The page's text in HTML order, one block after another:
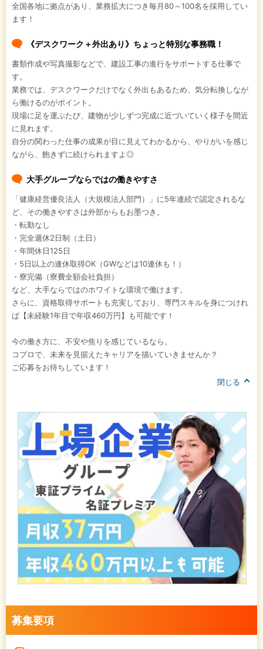
全国各地に拠点があり、業務拡大につき毎月80～100名を採用してい
ます！
《デスクワーク＋外出あり》ちょっと特別な事務職！
書類作成や写真撮影などで、建設工事の進行をサポートする仕事で
す。
業務では、デスクワークだけでなく外出もあるため、気分転換しなが
ら働けるのがポイント。
現場に足を運ぶたび、建物が少しずつ完成に近づいていく様子を間近
に見れます。
自分の関わった仕事の成果が目に見えてわかるから、やりがいを感じ
ながら、飽きずに続けられますよ◎
大手グループならではの働きやすさ
「健康経営優良法人（大規模法人部門）」に5年連続で認定されるな
ど、その働きやすさは外部からもお墨つき。
・転勤なし
・完全週休2日制（土日）
・年間休日125日
・5日以上の連休取得OK（GWなどは10連休も！）
・寮完備（寮費全額会社負担）
など、大手ならではのホワイトな環境で働けます。
さらに、資格取得サポートも充実しており、専門スキルを身につけれ
ば【未経験1年目で年収460万円】も可能です！
今の働き方に、不安や焦りを感じているなら。
コプロで、未来を見据えたキャリアを描いていきませんか？
ご応募をお待ちしています！
閉じる
募集要項